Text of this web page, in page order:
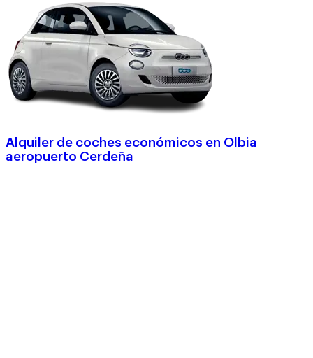
Alquiler de coches económicos en Olbia
aeropuerto Cerdeña